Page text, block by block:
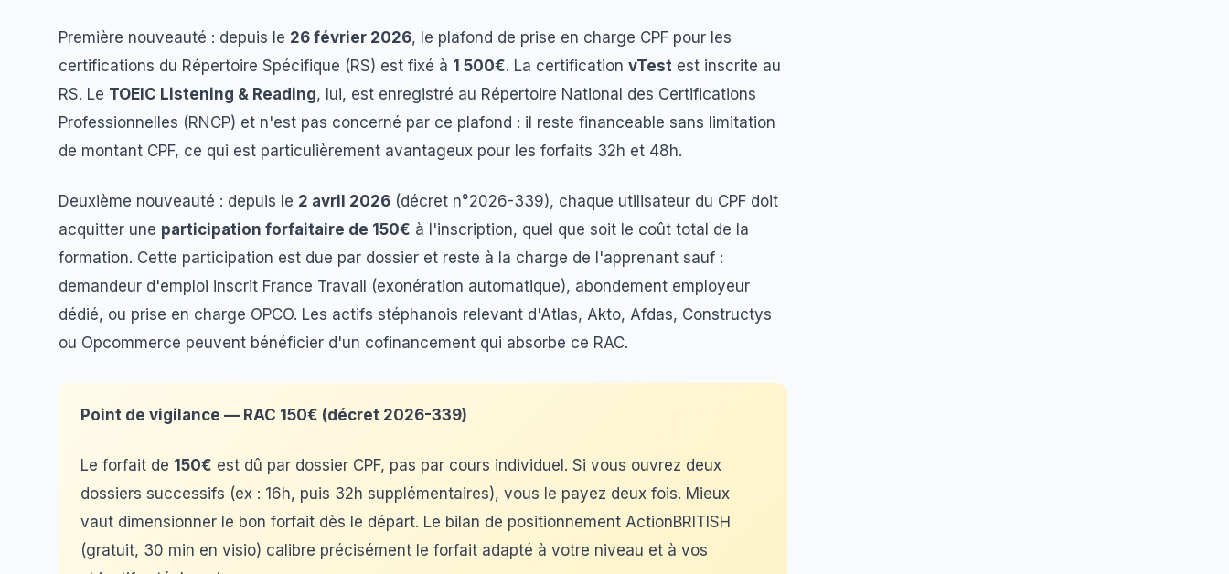
Première nouveauté : depuis le 26 février 2026, le plafond de prise en charge CPF pour les
certifications du Répertoire Spécifique (RS) est fixé à 1 500€. La certification vTest est inscrite au
RS. Le TOEIC Listening & Reading, lui, est enregistré au Répertoire National des Certifications
Professionnelles (RNCP) et n'est pas concerné par ce plafond : il reste financeable sans limitation
de montant CPF, ce qui est particulièrement avantageux pour les forfaits 32h et 48h.
Deuxième nouveauté : depuis le 2 avril 2026 (décret n°2026-339), chaque utilisateur du CPF doit
acquitter une participation forfaitaire de 150€ à l'inscription, quel que soit le coût total de la
formation. Cette participation est due par dossier et reste à la charge de l'apprenant sauf :
demandeur d'emploi inscrit France Travail (exonération automatique), abondement employeur
dédié, ou prise en charge OPCO. Les actifs stéphanois relevant d'Atlas, Akto, Afdas, Constructys
ou Opcommerce peuvent bénéficier d'un cofinancement qui absorbe ce RAC.
Point de vigilance — RAC 150€ (décret 2026-339)
Le forfait de 150€ est dû par dossier CPF, pas par cours individuel. Si vous ouvrez deux
dossiers successifs (ex : 16h, puis 32h supplémentaires), vous le payez deux fois. Mieux
vaut dimensionner le bon forfait dès le départ. Le bilan de positionnement ActionBRITISH
(gratuit, 30 min en visio) calibre précisément le forfait adapté à votre niveau et à vos